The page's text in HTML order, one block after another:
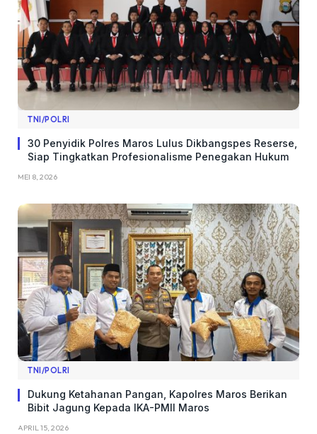
TNI/POLRI
​30 Penyidik Polres Maros Lulus Dikbangspes Reserse,
Siap Tingkatkan Profesionalisme Penegakan Hukum
MEI 8, 2026
TNI/POLRI
Dukung Ketahanan Pangan, Kapolres Maros Berikan
Bibit Jagung Kepada IKA-PMII Maros
APRIL 15, 2026